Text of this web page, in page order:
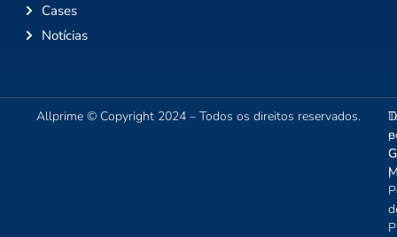
Cases
Notícias
Allprime © Copyright 2024 – Todos os direitos reservados.
e
|